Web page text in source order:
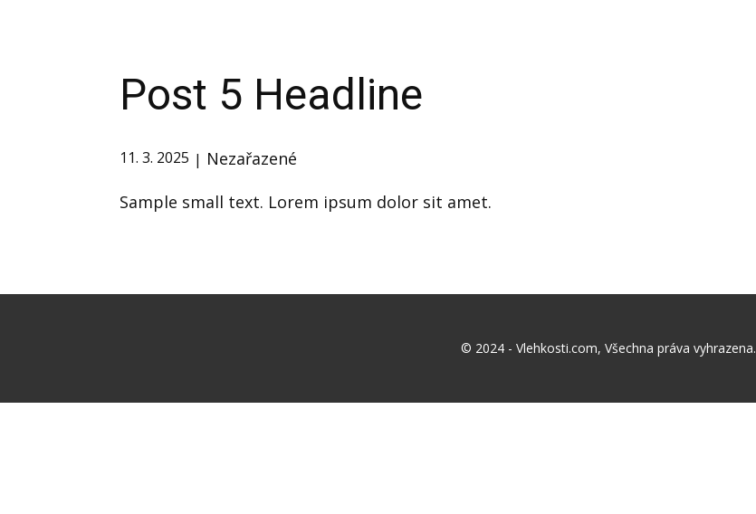
Post 5 Headline
11. 3. 2025
Nezařazené
Sample small text. Lorem ipsum dolor sit amet.
© 2024 - Vlehkosti.com, Všechna práva vyhrazena.